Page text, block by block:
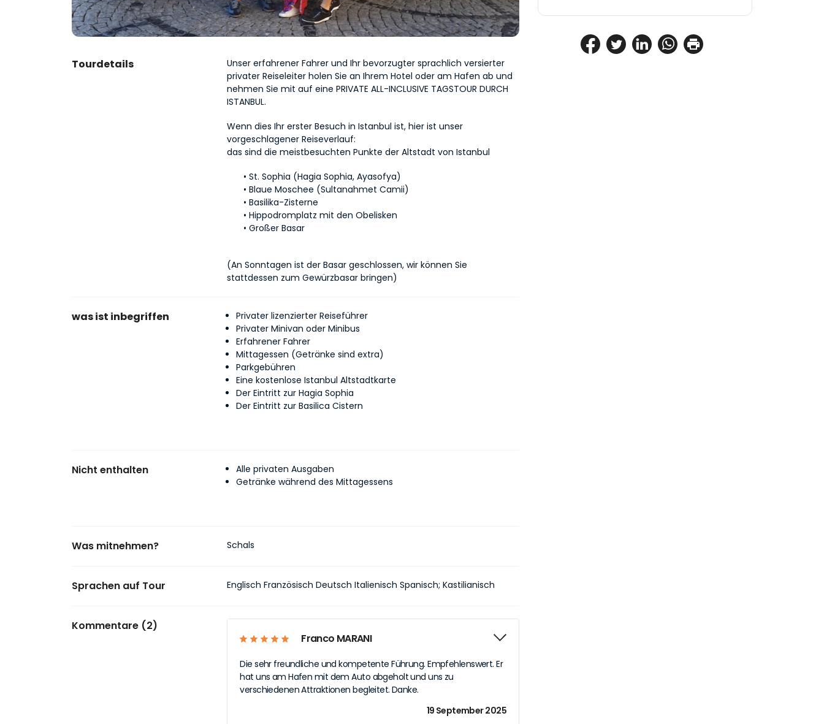
Tourdetails
Unser erfahrener Fahrer und Ihr bevorzugter sprachlich versierter
privater Reiseleiter holen Sie an Ihrem Hotel oder am Hafen ab und
nehmen Sie mit auf eine PRIVATE ALL-INCLUSIVE TAGSTOUR DURCH
ISTANBUL.
Wenn dies Ihr erster Besuch in Istanbul ist, hier ist unser
vorgeschlagener Reiseverlauf:
das sind die meistbesuchten Punkte der Altstadt von Istanbul
St. Sophia (Hagia Sophia, Ayasofya)
Blaue Moschee (Sultanahmet Camii)
Basilika-Zisterne
Hippodromplatz mit den Obelisken
Großer Basar
(An Sonntagen ist der Basar geschlossen, wir können Sie
stattdessen zum Gewürzbasar bringen)
was ist inbegriffen
Privater lizenzierter Reiseführer
Privater Minivan oder Minibus
Erfahrener Fahrer
Mittagessen (Getränke sind extra)
Parkgebühren
Eine kostenlose Istanbul Altstadtkarte
Der Eintritt zur Hagia Sophia
Der Eintritt zur Basilica Cistern
Nicht enthalten
Alle privaten Ausgaben
Getränke während des Mittagessens
Was mitnehmen? Schals
Sprachen auf Tour Englisch Französisch Deutsch Italienisch Spanisch; Kastilianisch
Kommentare (2)
Franco MARANI
Die sehr freundliche und kompetente Führung. Empfehlenswert. Er
hat uns am Hafen mit dem Auto abgeholt und uns zu
verschiedenen Attraktionen begleitet. Danke.
19 September 2025